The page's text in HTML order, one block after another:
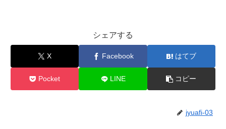
シェアする
X Facebook はてブ
Pocket LINE コピー
jyuafi-03